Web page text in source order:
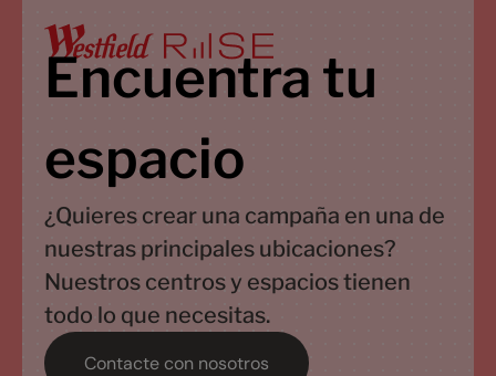
Encuentra tu
espacio
¿Quieres crear una campaña en una de
nuestras principales ubicaciones?
Nuestros centros y espacios tienen
todo lo que necesitas.
Contacte con nosotros